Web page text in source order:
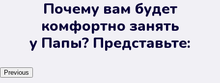
Почему вам будет
комфортно занять
у Папы? Представьте:
Previous